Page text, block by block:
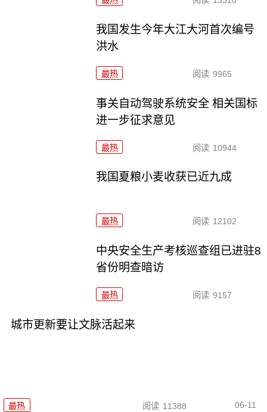
我国发生今年大江大河首次编号
洪水
最热 阅读 9965
事关自动驾驶系统安全 相关国标
进一步征求意见
最热 阅读 10944
我国夏粮小麦收获已近九成
最热 阅读 12102
中央安全生产考核巡查组已进驻8
省份明查暗访
最热 阅读 9157
城市更新要让文脉活起来
最热 阅读 11388 06-11